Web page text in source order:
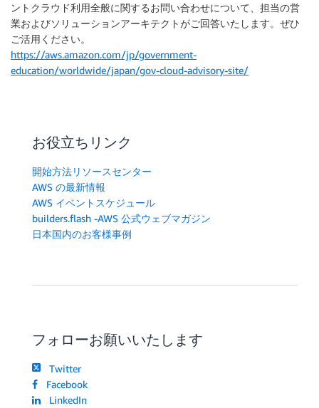
ントクラウド利用全般に関するお問い合わせについて、担当の営
業およびソリューションアーキテクトがご回答いたします。ぜひ
ご活用ください。
https://aws.amazon.com/jp/government-
education/worldwide/japan/gov-cloud-advisory-site/
お役立ちリンク
開始方法リソースセンター
AWS の最新情報
AWS イベントスケジュール
builders.flash -AWS 公式ウェブマガジン
日本国内のお客様事例
フォローお願いいたします
Twitter
Facebook
LinkedIn